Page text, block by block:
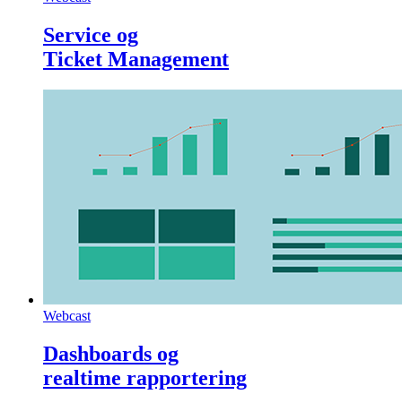
Service og
Ticket Management
Webcast
Dashboards og
realtime rapportering